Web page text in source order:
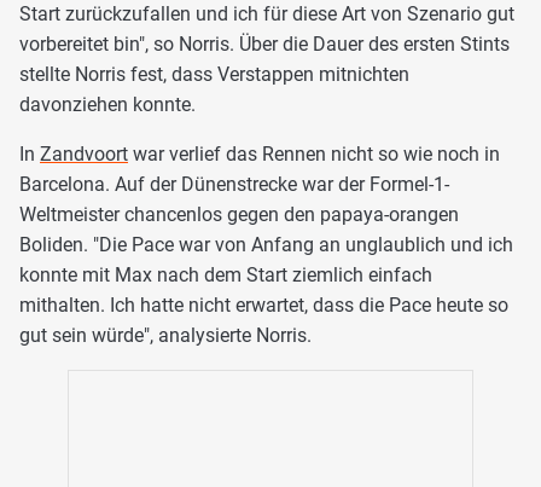
Start zurückzufallen und ich für diese Art von Szenario gut
vorbereitet bin", so Norris. Über die Dauer des ersten Stints
stellte Norris fest, dass Verstappen mitnichten
davonziehen konnte.
In Zandvoort war verlief das Rennen nicht so wie noch in
Barcelona. Auf der Dünenstrecke war der Formel-1-
Weltmeister chancenlos gegen den papaya-orangen
Boliden. "Die Pace war von Anfang an unglaublich und ich
konnte mit Max nach dem Start ziemlich einfach
mithalten. Ich hatte nicht erwartet, dass die Pace heute so
gut sein würde", analysierte Norris.